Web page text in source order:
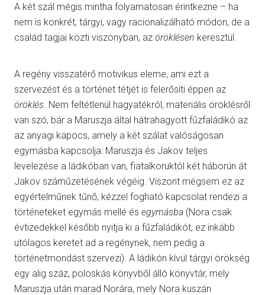
A két szál mégis mintha folyamatosan érintkezne – ha
nem is konkrét, tárgyi, vagy racionalizálható módon, de a
család tagjai közti viszonyban, az öröklésen keresztül.
A regény visszatérő motivikus eleme, ami ezt a
szervezést és a történet tétjét is felerősíti éppen az
öröklés . Nem feltétlenül hagyatékról, materiális öröklésről
van szó, bár a Maruszja által hátrahagyott fűzfaládikó az
az anyagi kapocs, amely a két szálat valóságosan
egymásba kapcsolja: Maruszja és Jakov teljes
levelezése a ládikóban van, fiatalkoruktól két háborún át
Jakov száműzetésének végéig. Viszont mégsem ez az
egyértelműnek tűnő, kézzel fogható kapcsolat rendezi a
történeteket egymás mellé és egymásba (Nora csak
évtizedekkel később nyitja ki a fűzfaládikót, ez inkább
utólagos keretet ad a regénynek, nem pedig a
történetmondást szervezi). A ládikón kívül tárgyi örökség
egy alig száz, poloskás könyvből álló könyvtár, mely
Maruszja után marad Norára, mely Nora kuszán